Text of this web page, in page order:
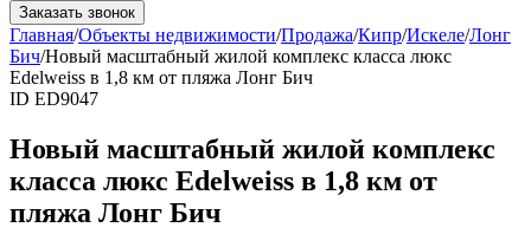
Заказать звонок
Главная/Объекты недвижимости/Продажа/Кипр/Искеле/Лонг
Бич/Новый масштабный жилой комплекс класса люкс
Edelweiss в 1,8 км от пляжа Лонг Бич
ID ED9047
Новый масштабный жилой комплекс
класса люкс Edelweiss в 1,8 км от
пляжа Лонг Бич